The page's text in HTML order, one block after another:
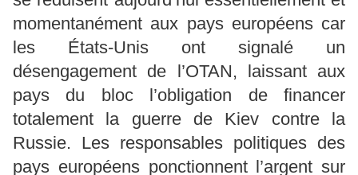
momentanément aux pays européens car
les États-Unis ont signalé un
désengagement de l’OTAN, laissant aux
pays du bloc l’obligation de financer
totalement la guerre de Kiev contre la
Russie. Les responsables politiques des
pays européens ponctionnent l’argent sur